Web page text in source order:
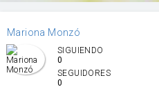
Mariona Monzó
SIGUIENDO
0
SEGUIDORES
0